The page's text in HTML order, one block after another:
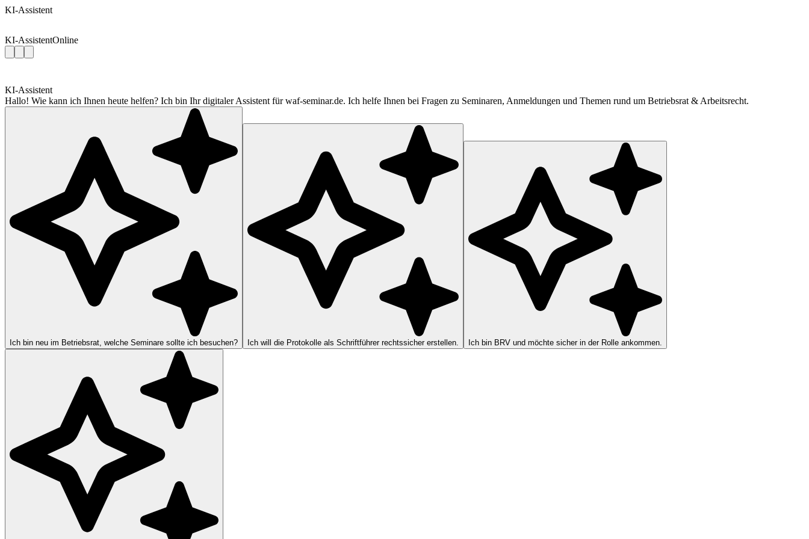
KI-Assistent
KI-AssistentOnline
KI-Assistent
Hallo! Wie kann ich Ihnen heute helfen? Ich bin Ihr digitaler Assistent für waf-seminar.de. Ich helfe Ihnen bei Fragen zu Seminaren, Anmeldungen und Themen rund um Betriebsrat & Arbeitsrecht.
Ich bin neu im Betriebsrat, welche Seminare sollte ich besuchen? Ich will die Protokolle als Schriftführer rechtssicher erstellen. Ich bin BRV und möchte sicher in der Rolle ankommen.